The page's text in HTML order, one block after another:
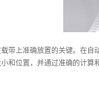
上准确放置的关键。在自
和位置，并通过准确的计